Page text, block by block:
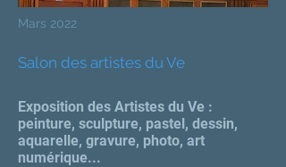
Mars 2022
Salon des artistes du Ve
Exposition des Artistes du Ve :
peinture, sculpture, pastel, dessin,
aquarelle, gravure, photo, art
numérique...